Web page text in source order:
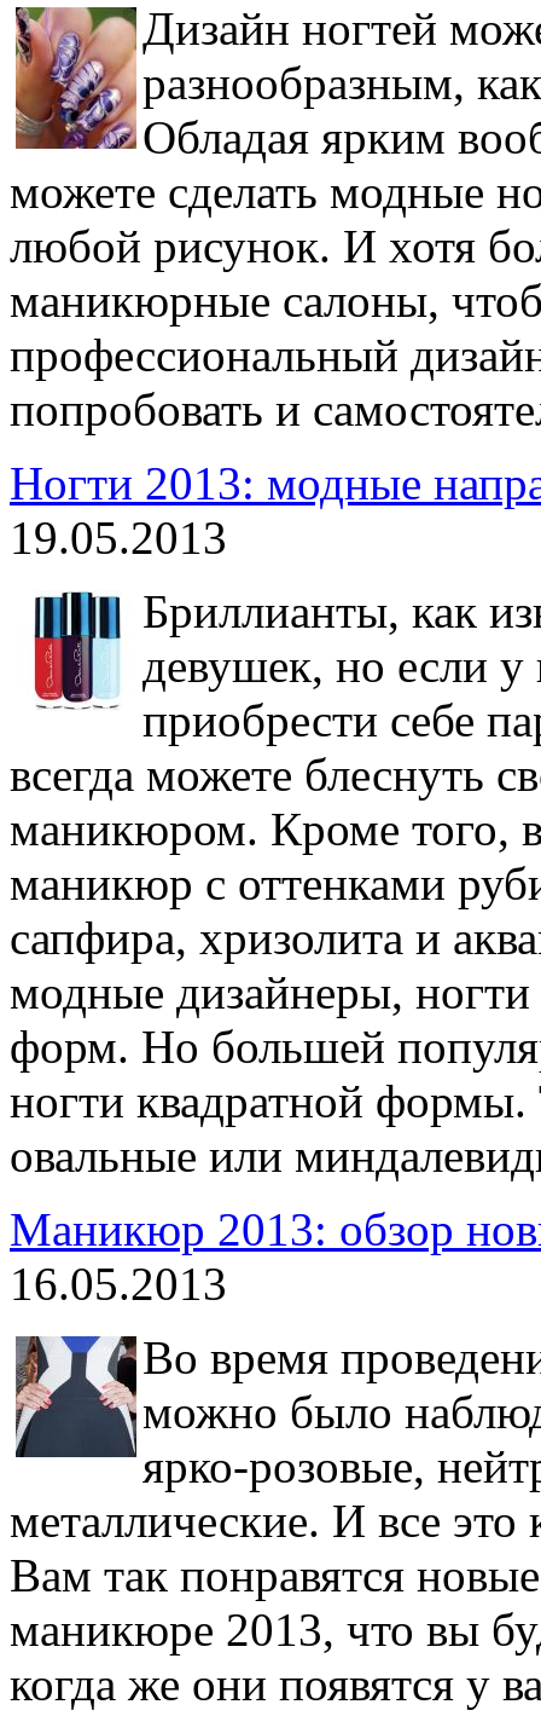
Дизайн ногтей
разнообразным,
Обладая ярким
можете сделать модные
любой рисунок. И хотя
маникюрные салоны,
профессиональный
попробовать и
Ногти 2013: модные
19.05.2013
Бриллианты, как
девушек, но если у
приобрести себе
всегда можете блеснуть
маникюром. Кроме того,
маникюр с оттенками
сапфира, хризолита и
модные дизайнеры,
форм. Но большей
ногти квадратной формы.
овальные или
Маникюр 2013: обзор
16.05.2013
Во время
можно было
ярко-розовые,
металлические. И все это
Вам так понравятся
маникюре 2013, что вы
когда же они появятся у